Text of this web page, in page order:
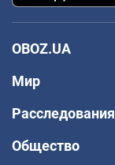
OBOZ.UA
Мир
Расследования
Общество